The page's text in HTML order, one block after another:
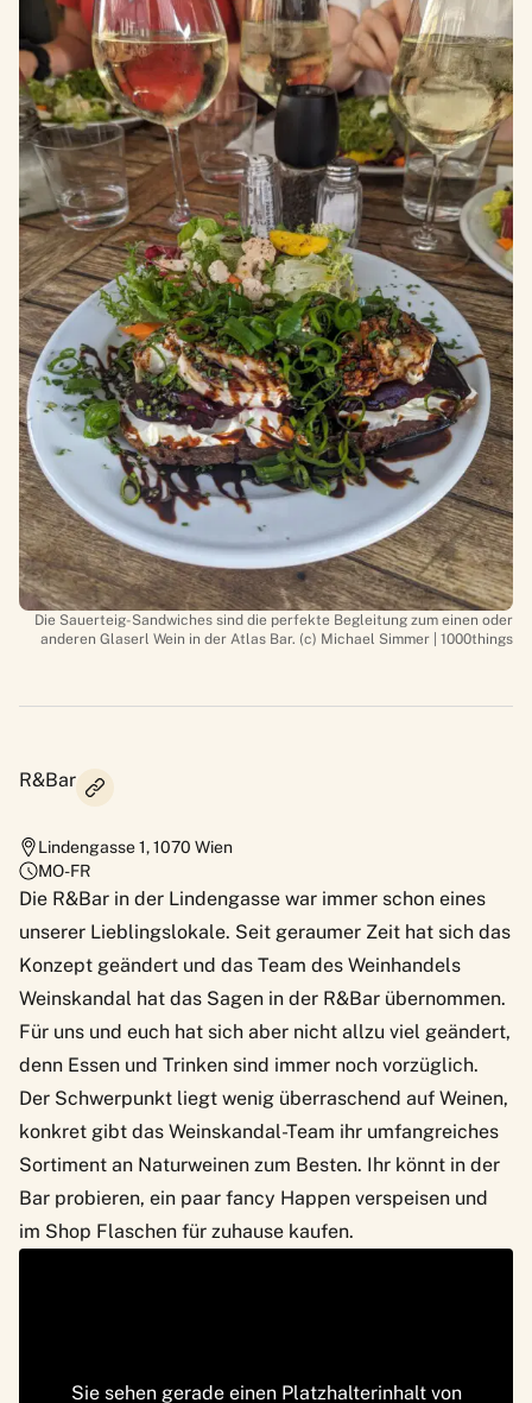
Die Sauerteig-Sandwiches sind die perfekte Begleitung zum einen oder
anderen Glaserl Wein in der Atlas Bar. (c) Michael Simmer | 1000things
R&Bar
Lindengasse 1,1070 Wien
MO-FR
Die R&Bar in der Lindengasse war immer schon eines
unserer Lieblingslokale. Seit geraumer Zeit hat sich das
Konzept geändert und das Team des Weinhandels
Weinskandal hat das Sagen in der R&Bar übernommen.
Für uns und euch hat sich aber nicht allzu viel geändert,
denn Essen und Trinken sind immer noch vorzüglich.
Der Schwerpunkt liegt wenig überraschend auf Weinen,
konkret gibt das Weinskandal-Team ihr umfangreiches
Sortiment an Naturweinen zum Besten. Ihr könnt in der
Bar probieren, ein paar fancy Happen verspeisen und
im Shop Flaschen für zuhause kaufen.
Sie sehen gerade einen Platzhalterinhalt von